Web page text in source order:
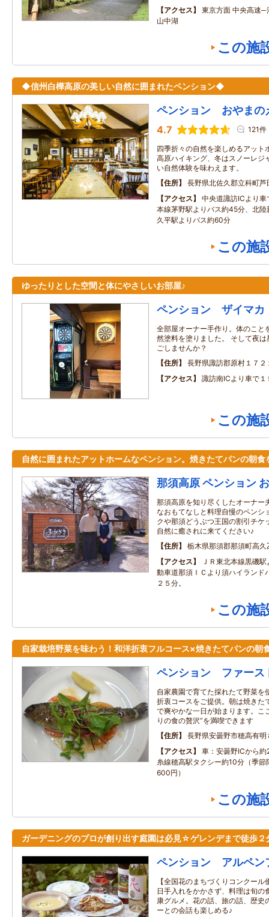
アクセス
東京方面 中央高速
山中湖
この施
◆信州白樺高原の美しい自然に囲まれたペンション◆
ペンション おやまの
4.7 121件
四季折々の自然を楽しめるアット
高原ハイキング、冬はスノーレジ
い自然体験を味わえます。
住所
長野県北佐久郡立科町
アクセス
中央道諏訪ICより
本線茅野駅よりバス約45分、北陸
久平駅よりバス約60分
この施
ゆったりとした空間と体にやさしいお部屋♪
ペンション ザイマカ
全部屋オーナー手作り。体のこと
然塗料を塗りました。 そして夜
ごしませんか？
住所
長野県諏訪郡原村１７
アクセス
諏訪南ICより車で１
この施
自然に囲まれたアットホームなペンション。焼きたてパンの朝食
那須高原 ペンション
那須高原を知り尽くしたオーナー
なおもてなしと料理自慢のペン
クや那須どうぶつ王国の割引チケ
自然に癒されに来てください♪
住所
栃木県那須郡那須町高
アクセス
ＪＲ東北本線黒磯
動車道那須ＩＣより須ハイランド
２５分。
この施
自家栽培野菜を味わう！和洋折衷フルコース×焼きたてパンの朝
ペンション ファース
自家農園で育てた採れたて野菜を
折衷コースをご提供。朝は焼きた
で爽やかな一日が始まります。こ
りの食の贅沢”を満喫できます
住所
長野県安曇野市穂高有明
アクセス
車：安曇野ICから
糸線穂高駅タクシー約10分（季節
600円）
この施
ガーデニングのプロが創り出す庭園は必見☆ゲレンデまで徒歩
ペンション アルペン
【全国花のまちづくりコンクー
日手入れをかかさず、料理は旬の
康グルメ。花の話、旅の話、歴史
ーとの会話も楽しめる♪